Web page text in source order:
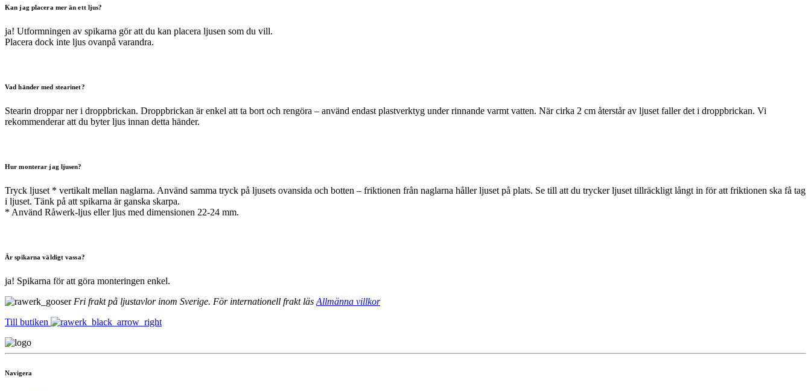
Kan jag placera mer än ett ljus?
ja! Utformningen av spikarna gör att du kan placera ljusen som du vill.
Placera dock inte ljus ovanpå varandra.
Vad händer med stearinet?
Stearin droppar ner i droppbrickan. Droppbrickan är enkel att ta bort och rengöra – använd endast plastverktyg under rinnande varmt vatten. När cirka 2 cm återstår av ljuset faller det i droppbrickan. Vi
rekommenderar att du byter ljus innan detta händer.
Hur monterar jag ljusen?
Tryck ljuset * vertikalt mellan naglarna. Använd samma tryck på ljusets ovansida och botten – friktionen från naglarna håller ljuset på plats. Se till att du trycker ljuset tillräckligt långt in för att friktionen ska få tag
i ljuset. Tänk på att spikarna är ganska skarpa.
* Använd Råwerk-ljus eller ljus med dimensionen 22-24 mm.
Är spikarna väldigt vassa?
ja! Spikarna för att göra monteringen enkel.
Fri frakt på ljustavlor inom Sverige. För internationell frakt läs Allmänna villkor
Till butiken
Navigera